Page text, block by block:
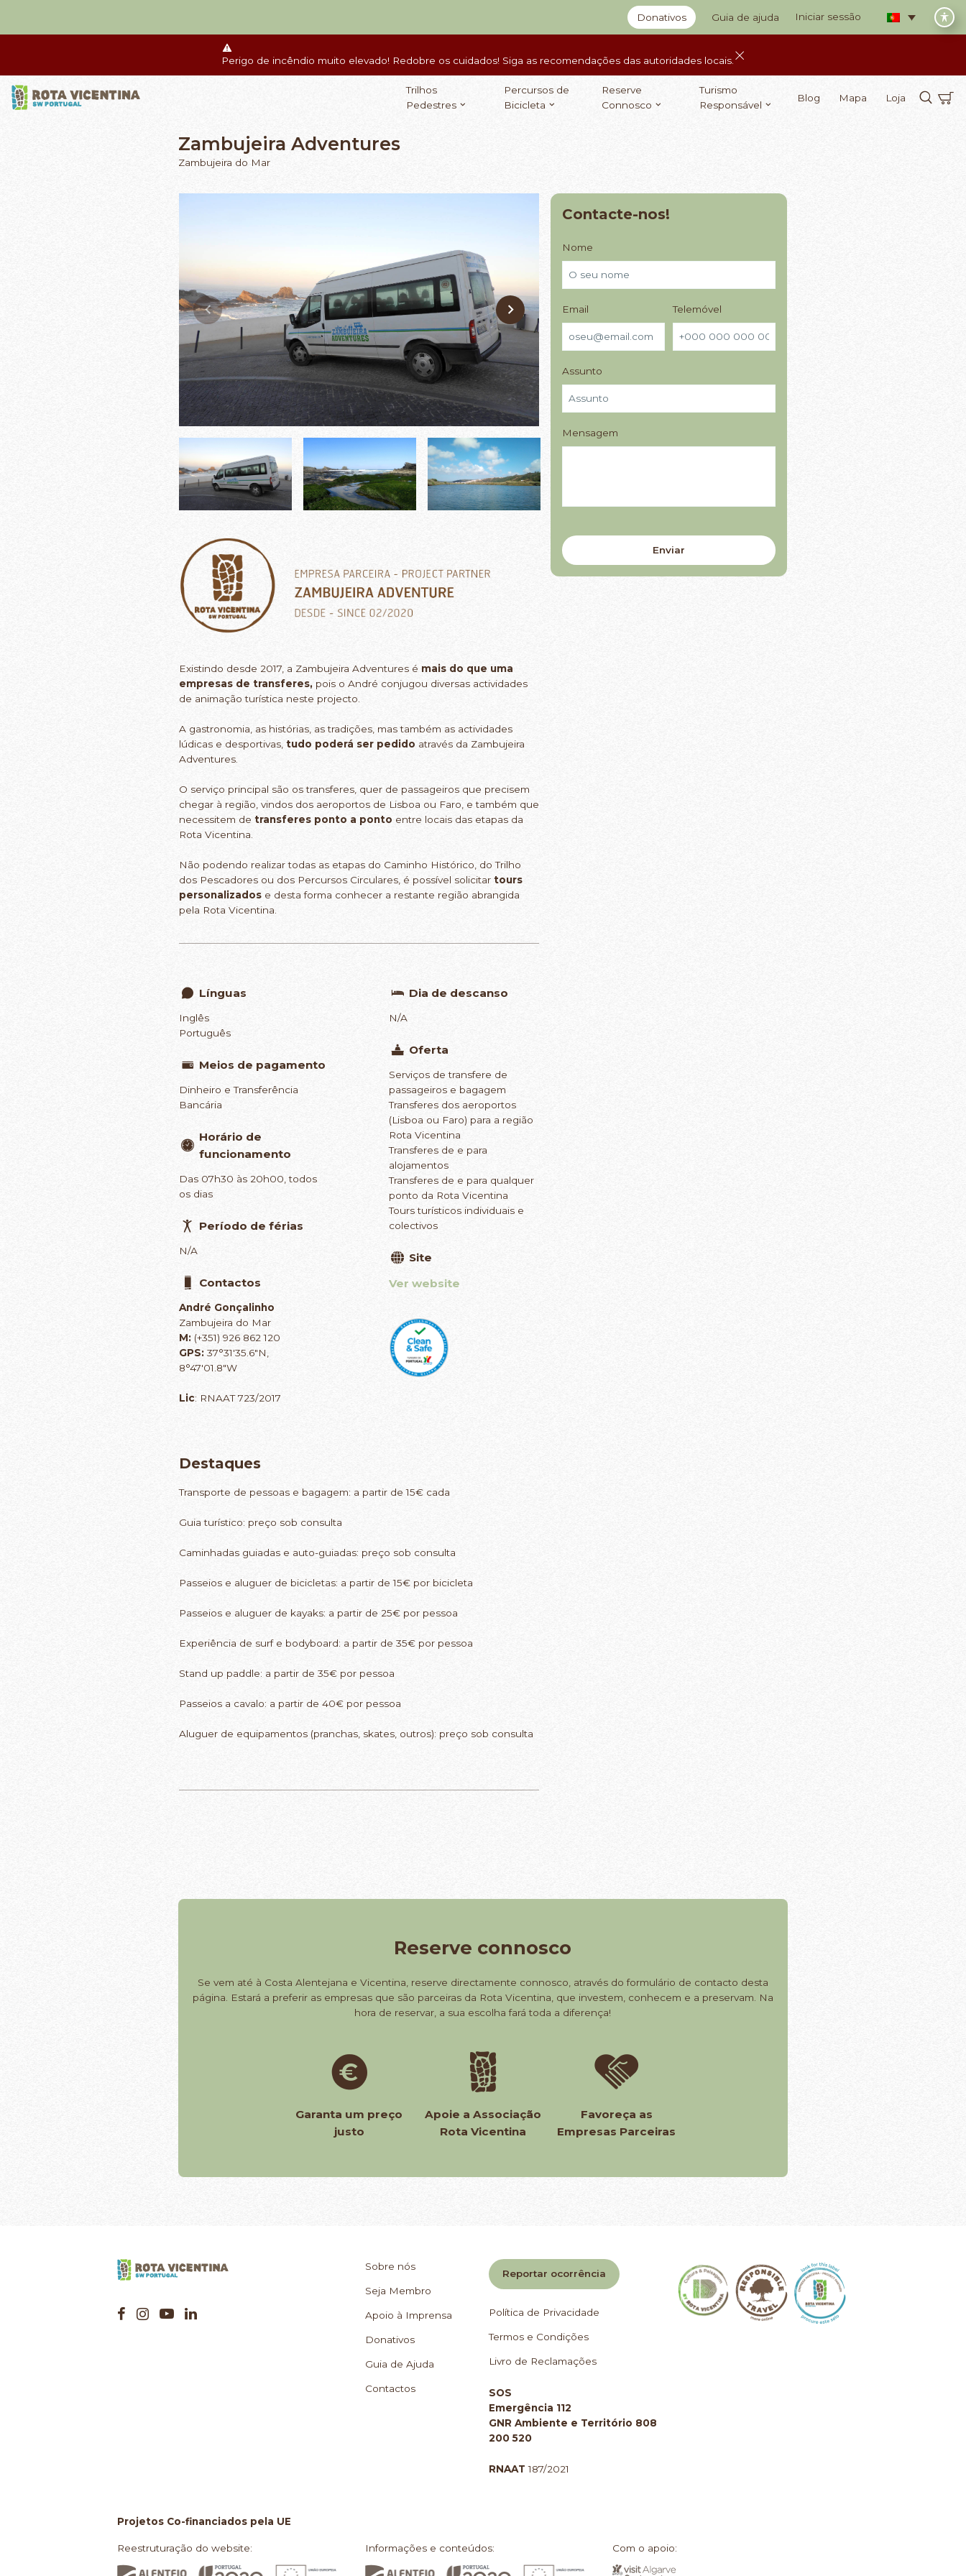
Donativos Guia de ajuda Iniciar sessão
Perigo de incêndio muito elevado! Redobre os cuidados! Siga as recomendações das autoridades locais.
Trilhos
Pedestres
Percursos de
Bicicleta
Reserve
Connosco
Turismo
Responsável
Blog Mapa Loja
Zambujeira Adventures
Zambujeira do Mar
Existindo desde 2017, a Zambujeira Adventures é mais do que uma
empresas de transferes, pois o André conjugou diversas actividades
de animação turística neste projecto.
A gastronomia, as histórias, as tradições, mas também as actividades
lúdicas e desportivas,tudo poderá ser pedido através da Zambujeira
Adventures.
O serviço principal são os transferes, quer de passageiros que precisem
chegar à região, vindos dos aeroportos de Lisboa ou Faro, e também que
necessitem detransferes ponto a ponto entre locais das etapas da
Rota Vicentina.
Não podendo realizar todas as etapas do Caminho Histórico, do Trilho
dos Pescadores ou dos Percursos Circulares, é possível solicitartours
personalizados e desta forma conhecer a restante região abrangida
pela Rota Vicentina.
Línguas
Inglês
Português
Meios de pagamento
Dinheiro e Transferência
Bancária
Horário de
funcionamento
Das 07h30 às 20h00, todos
os dias
Período de férias
N/A
Contactos
André Gonçalinho
Zambujeira do Mar
M: (+351) 926 862 120
GPS:37°31'35.6"N,
8°47'01.8"W
Lic: RNAAT 723/2017
Dia de descanso
N/A
Oferta
Serviços de transfere de
passageiros e bagagem
Transferes dos aeroportos
(Lisboa ou Faro) para a região
Rota Vicentina
Transferes de e para
alojamentos
Transferes de e para qualquer
ponto da Rota Vicentina
Tours turísticos individuais e
colectivos
Site
Ver website
Destaques
Transporte de pessoas e bagagem: a partir de 15€ cada
Guia turístico: preço sob consulta
Caminhadas guiadas e auto-guiadas: preço sob consulta
Passeios e aluguer de bicicletas: a partir de 15€ por bicicleta
Passeios e aluguer de kayaks: a partir de 25€ por pessoa
Experiência de surf e bodyboard: a partir de 35€ por pessoa
Stand up paddle: a partir de 35€ por pessoa
Passeios a cavalo: a partir de 40€ por pessoa
Aluguer de equipamentos (pranchas, skates, outros): preço sob consulta
Contacte-nos!
Nome
Email Telemóvel
Assunto
Mensagem
Reserve connosco
Se vem até à Costa Alentejana e Vicentina, reserve directamente connosco, através do formulário de contacto desta
página. Estará a preferir as empresas que são parceiras da Rota Vicentina, que investem, conhecem e a preservam. Na
hora de reservar, a sua escolha fará toda a diferença!
Garanta um preço
justo
Apoie a Associação
Rota Vicentina
Favoreça as
Empresas Parceiras
Sobre nós
Seja Membro
Apoio à Imprensa
Donativos
Guia de Ajuda
Contactos
Reportar ocorrência
Política de Privacidade
Termos e Condições
Livro de Reclamações
SOS
Emergência 112
GNR Ambiente e Território 808
200 520
RNAAT 187/2021
Projetos Co-financiados pela UE
Reestruturação do website: Informações e conteúdos: Com o apoio: